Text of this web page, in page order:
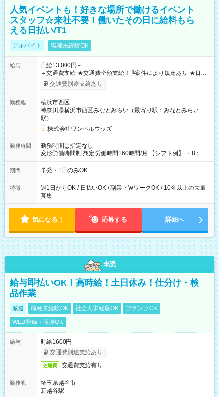
人気イベントも！好きな場所で働けるイベント
スタッフ☆来社不要！働いたその日に給料もら
える日払い/T1
アルバイト 職種未経験OK
給与
日給13,000円～
＋交通費支給 ★交通費全額支給！ ┗案件により規定あり ★日払
いOK！（規定あり） ┗働いたその日に現金GET♪ お仕事後はコ
ンビニATMから 日払い分を引き落とせます！ 【試用期間】試
交通費別途支給あり
勤務地
横浜市西区
神奈川県横浜市西区みなとみらい（最寄り駅：みなとみらい
駅）
株式会社ワンベルウッズ
勤務時間
勤務時間は指定なし
変形労働時間制 想定労働時間160時間/月 【シフト例】 ・8：00
～21：00
期間 単発・1日のみOK
特徴
週1日からOK / 日払いOK / 副業・WワークOK / 10名以上の大量
募集
気になる！ 応募する 詳細へ
未読
給与即払いOK！高時給！土日休み！仕分け・検
品作業
派遣 職種未経験OK 社会人未経験OK
ブランクOK
WEB登録・面接OK
給与
時給1600円
交通費別途支給あり
交通費 交通費支給有り
勤務地
埼玉県越谷市
新越谷駅